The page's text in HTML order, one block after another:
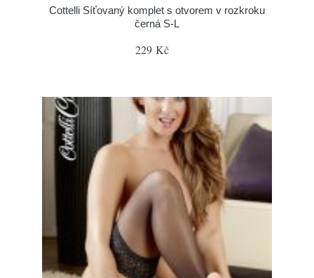
Cottelli Síťovaný komplet s otvorem v rozkroku
černá S-L
229 Kč